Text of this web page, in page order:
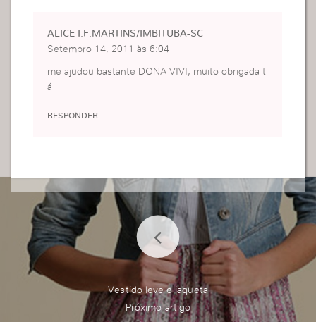
ALICE I.F.MARTINS/IMBITUBA-SC
Setembro 14, 2011 às 6:04
me ajudou bastante DONA VIVI, muito obrigada t
á
RESPONDER
Vestido leve e jaqueta